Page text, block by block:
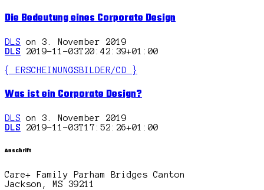
Die Bedeutung eines Corporate Design
DLS on 3. November 2019
DLS
2019-11-03T20:42:39+01:00
{ ERSCHEINUNGSBILDER/CD }
Was ist ein Corporate Design?
DLS on 3. November 2019
DLS
2019-11-03T17:52:26+01:00
Anschrift
Care+ Family Parham Bridges Canton
Jackson, MS 39211